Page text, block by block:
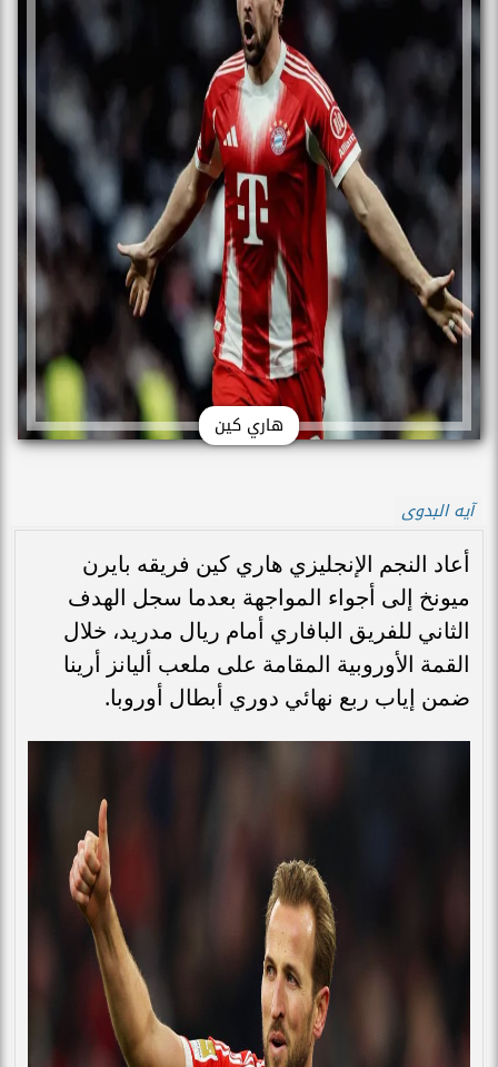
هاري كين
آيه البدوى
أعاد النجم الإنجليزي هاري كين فريقه بايرن
ميونخ إلى أجواء المواجهة بعدما سجل الهدف
الثاني للفريق البافاري أمام ريال مدريد، خلال
القمة الأوروبية المقامة على ملعب أليانز أرينا
ضمن إياب ربع نهائي دوري أبطال أوروبا.